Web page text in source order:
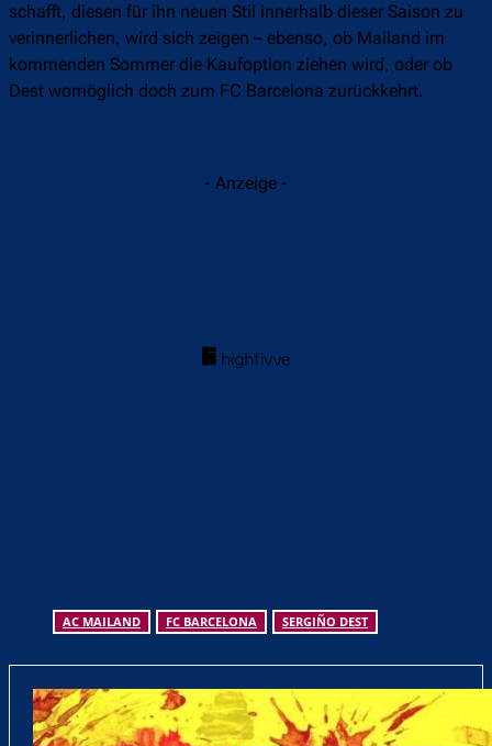
schafft, diesen für ihn neuen Stil innerhalb dieser Saison zu
verinnerlichen, wird sich zeigen – ebenso, ob Mailand im
kommenden Sommer die Kaufoption ziehen wird, oder ob
Dest womöglich doch zum FC Barcelona zurückkehrt.
- Anzeige -
AC MAILAND FC BARCELONA SERGIÑO DEST